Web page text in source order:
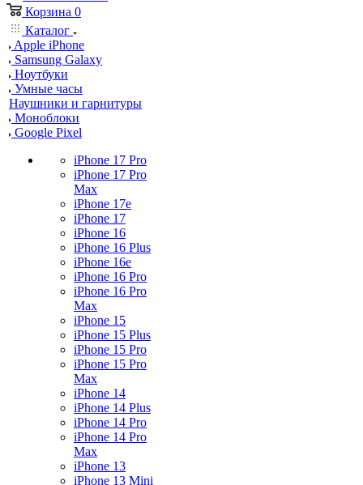
Корзина 0
Каталог
Apple iPhone
Samsung Galaxy
Ноутбуки
Умные часы
Наушники и гарнитуры
Моноблоки
Google Pixel
iPhone 17 Pro
iPhone 17 Pro
Max
iPhone 17e
iPhone 17
iPhone 16
iPhone 16 Plus
iPhone 16e
iPhone 16 Pro
iPhone 16 Pro
Max
iPhone 15
iPhone 15 Plus
iPhone 15 Pro
iPhone 15 Pro
Max
iPhone 14
iPhone 14 Plus
iPhone 14 Pro
iPhone 14 Pro
Max
iPhone 13
iPhone 13 Mini